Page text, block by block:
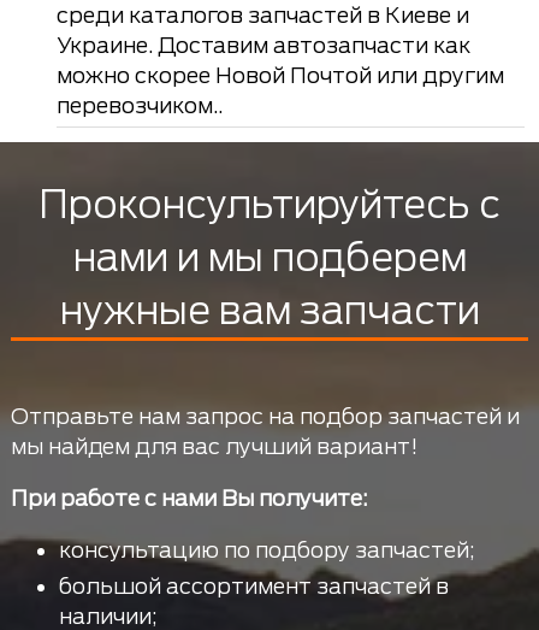
среди каталогов запчастей в Киеве и
Украине. Доставим автозапчасти как
можно скорее Новой Почтой или другим
перевозчиком..
Проконсультируйтесь с
нами и мы подберем
нужные вам запчасти
Отправьте нам запрос на подбор запчастей и
мы найдем для вас лучший вариант!
При работе с нами Вы получите:
консультацию по подбору запчастей;
большой ассортимент запчастей в
наличии;